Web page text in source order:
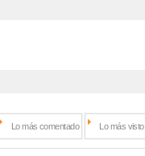
Lo más comentado Lo más visto